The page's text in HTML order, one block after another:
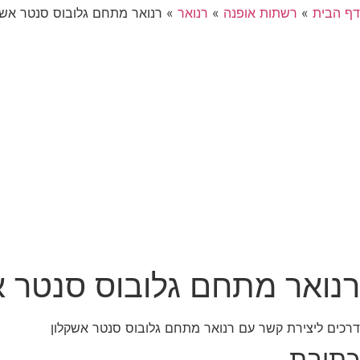
דף הבית » רשתות אופנה » רנואר » רנואר מתחם גלובוס סנטר
רנואר מתחם גלובוס סנטר
דרכים ליצירת קשר עם רנואר מתחם גלובוס סנטר אשקלון